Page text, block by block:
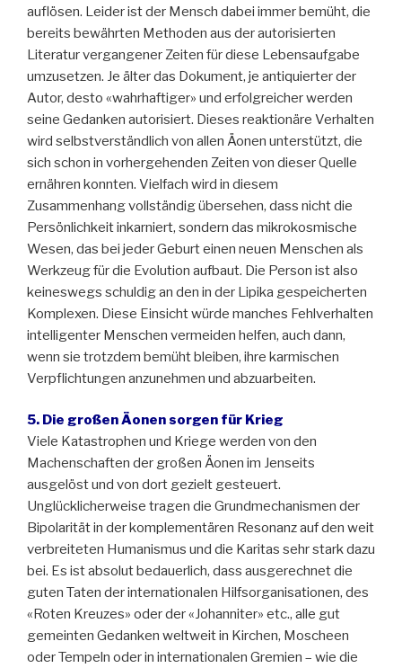
auflösen. Leider ist der Mensch dabei immer bemüht, die
bereits bewährten Methoden aus der autorisierten
Literatur vergangener Zeiten für diese Lebensaufgabe
umzusetzen. Je älter das Dokument, je antiquierter der
Autor, desto «wahrhaftiger» und erfolgreicher werden
seine Gedanken autorisiert. Dieses reaktionäre Verhalten
wird selbstverständlich von allen Äonen unterstützt, die
sich schon in vorhergehenden Zeiten von dieser Quelle
ernähren konnten. Vielfach wird in diesem
Zusammenhang vollständig übersehen, dass nicht die
Persönlichkeit inkarniert, sondern das mikrokosmische
Wesen, das bei jeder Geburt einen neuen Menschen als
Werkzeug für die Evolution aufbaut. Die Person ist also
keineswegs schuldig an den in der Lipika gespeicherten
Komplexen. Diese Einsicht würde manches Fehlverhalten
intelligenter Menschen vermeiden helfen, auch dann,
wenn sie trotzdem bemüht bleiben, ihre karmischen
Verpflichtungen anzunehmen und abzuarbeiten.
5. Die großen Äonen sorgen für Krieg
Viele Katastrophen und Kriege werden von den
Machenschaften der großen Äonen im Jenseits
ausgelöst und von dort gezielt gesteuert.
Unglücklicherweise tragen die Grundmechanismen der
Bipolarität in der komplementären Resonanz auf den weit
verbreiteten Humanismus und die Karitas sehr stark dazu
bei. Es ist absolut bedauerlich, dass ausgerechnet die
guten Taten der internationalen Hilfsorganisationen, des
«Roten Kreuzes» oder der «Johanniter» etc., alle gut
gemeinten Gedanken weltweit in Kirchen, Moscheen
oder Tempeln oder in internationalen Gremien – wie die